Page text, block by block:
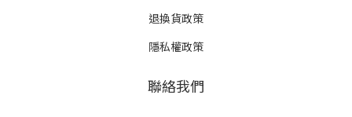
退換貨政策
隱私權政策
聯絡我們